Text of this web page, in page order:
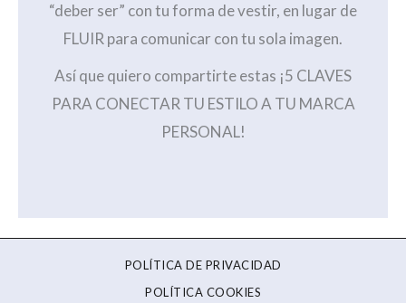
“deber ser” con tu forma de vestir, en lugar de
FLUIR para comunicar con tu sola imagen.
Así que quiero compartirte estas ¡5 CLAVES
PARA CONECTAR TU ESTILO A TU MARCA
PERSONAL!
POLÍTICA DE PRIVACIDAD
POLÍTICA COOKIES